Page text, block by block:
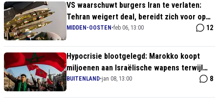
VS waarschuwt burgers Iran te verlaten:
Tehran weigert deal, bereidt zich voor op
conflict
MIDDEN-OOSTEN •feb 06, 13:00 12
Hypocrisie blootgelegd: Marokko koopt
miljoenen aan Israëlische wapens terwijl
diaspora Israël haat
BUITENLAND•jan 08, 13:00 8